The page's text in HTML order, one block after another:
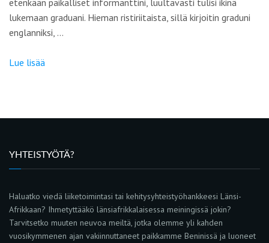
etenkään paikalliset informanttini, luultavasti tulisi ikinä
lukemaan graduani. Hieman ristiriitaista, sillä kirjoitin graduni
englanniksi, …
Lue lisää
YHTEISTYÖTÄ?
Haluatko viedä liiketoimintasi tai kehitysyhteistyöhankkeesi Länsi-
Afrikkaan? Ihmetyttääkö länsiafrikkalaisessa meiningissä jokin?
Tarvitsetko muuten neuvoa meiltä, jotka olemme yli kahden
vuosikymmenen ajan vakiinnuttaneet paikkamme Beninissä ja luoneet